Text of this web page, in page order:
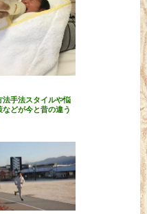
法手法スタイルや悩
などが今と昔の違う